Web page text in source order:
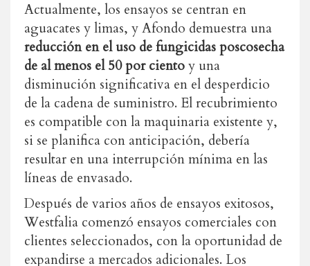
Actualmente, los ensayos se centran en
aguacates y limas, y Afondo demuestra una
reducción en el uso de fungicidas poscosecha
de al menos el 50 por cientoy una
disminución significativa en el desperdicio
de la cadena de suministro. El recubrimiento
es compatible con la maquinaria existente y,
si se planifica con anticipación, debería
resultar en una interrupción mínima en las
líneas de envasado.
Después de varios años de ensayos exitosos,
Westfalia comenzó ensayos comerciales con
clientes seleccionados, con la oportunidad de
expandirse a mercados adicionales. Los